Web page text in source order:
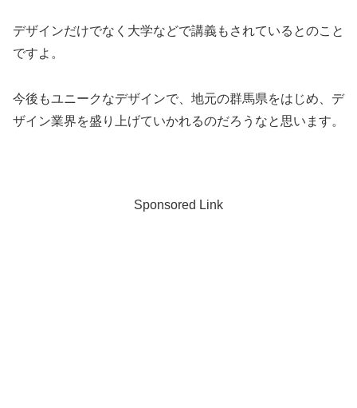
デザインだけでなく大学などで講義もされているとのこと
ですよ。
今後もユニークなデザインで、地元の群馬県をはじめ、デ
ザイン業界を盛り上げていかれるのだろうなと思います。
Sponsored Link